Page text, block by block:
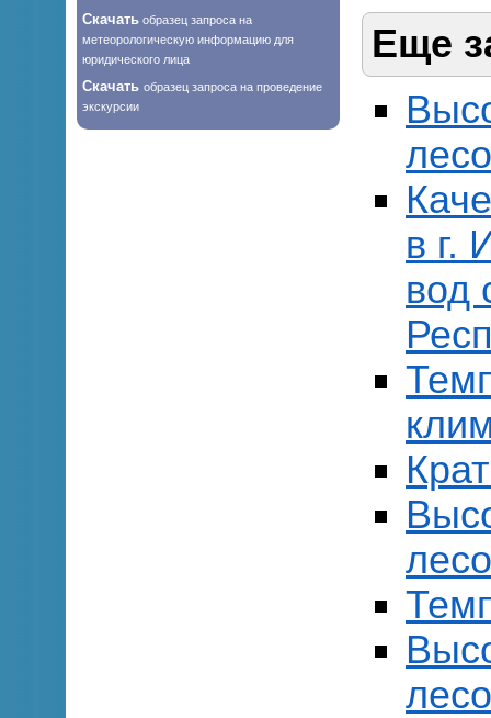
Скачать образец запроса на
метеорологическую информацию для
юридического лица
Скачать образец запроса на проведение
экскурсии
Еще
в г.
вод